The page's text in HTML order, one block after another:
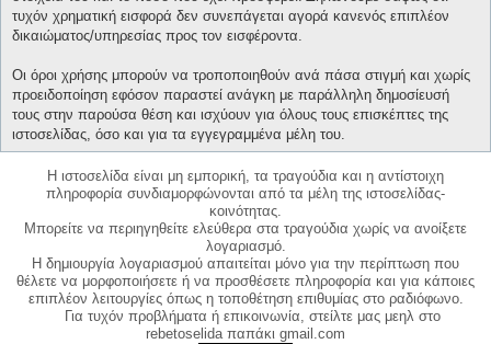
τυχόν χρηματική εισφορά δεν συνεπάγεται αγορά κανενός επιπλέον
δικαιώματος/υπηρεσίας προς τον εισφέροντα.
Οι όροι χρήσης μπορούν να τροποποιηθούν ανά πάσα στιγμή και χωρίς
προειδοποίηση εφόσον παραστεί ανάγκη με παράλληλη δημοσίευσή
τους στην παρούσα θέση και ισχύουν για όλους τους επισκέπτες της
ιστοσελίδας, όσο και για τα εγγεγραμμένα μέλη του.
Η ιστοσελίδα είναι μη εμπορική, τα τραγούδια και η αντίστοιχη
πληροφορία συνδιαμορφώνονται από τα μέλη της ιστοσελίδας-
κοινότητας.
Μπορείτε να περιηγηθείτε ελεύθερα στα τραγούδια χωρίς να ανοίξετε
λογαριασμό.
Η δημιουργία λογαριασμού απαιτείται μόνο για την περίπτωση που
θέλετε να μορφοποιήσετε ή να προσθέσετε πληροφορία και για κάποιες
επιπλέον λειτουργίες όπως η τοποθέτηση επιθυμίας στο ραδιόφωνο.
Για τυχόν προβλήματα ή επικοινωνία, στείλτε μας μεηλ στο
rebetoselida παπάκι gmail.com